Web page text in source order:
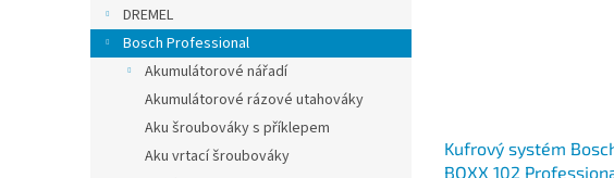
DREMEL
Bosch Professional
Akumulátorové nářadí
Akumulátorové rázové utahováky
Aku šroubováky s příklepem
Aku vrtací šroubováky
Kufrový systém
BOXX 102